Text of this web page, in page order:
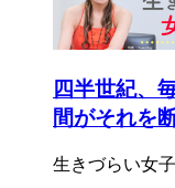
四半世紀、
間がそれを
生きづらい女